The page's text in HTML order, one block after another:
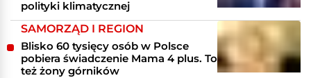
polityki klimatycznej
SAMORZĄD I REGION
Blisko 60 tysięcy osób w Polsce
pobiera świadczenie Mama 4 plus. To
też żony górników